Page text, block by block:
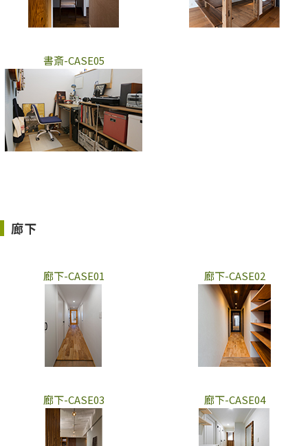
書斎-CASE05
廊下
廊下-CASE01 廊下-CASE02
廊下-CASE03 廊下-CASE04